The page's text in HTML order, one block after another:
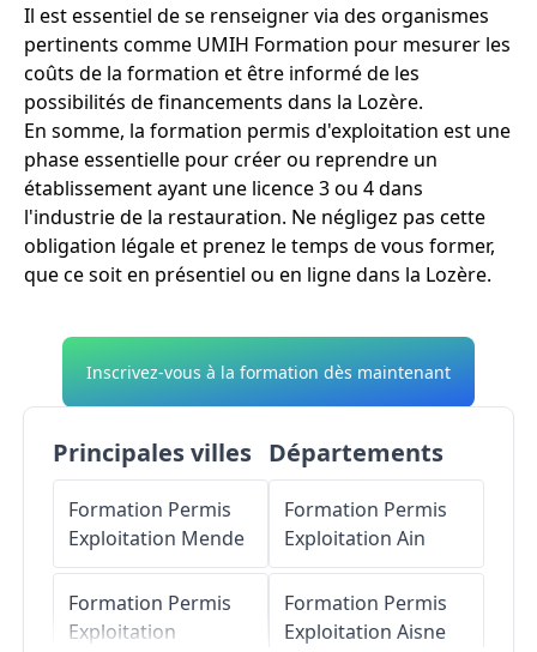
Il est essentiel de se renseigner via des organismes
pertinents comme UMIH Formation pour mesurer les
coûts de la formation et être informé de les
possibilités de financements dans la Lozère.
En somme, la formation permis d'exploitation est une
phase essentielle pour créer ou reprendre un
établissement ayant une licence 3 ou 4 dans
l'industrie de la restauration. Ne négligez pas cette
obligation légale et prenez le temps de vous former,
que ce soit en présentiel ou en ligne dans la Lozère.
Inscrivez-vous à la formation dès maintenant
Principales villes
Formation Permis
Exploitation Mende
Formation Permis
Exploitation
Départements
Formation Permis
Exploitation Ain
Formation Permis
Exploitation Aisne